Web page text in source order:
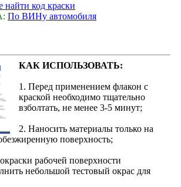
найти код краски
По ВИНу автомобиля
КАК ИСПОЛЬЗОВАТЬ:
1. Перед применением флакон с
краской необходимо тщательно
взболтать, не менее 3-5 минут;
2. Наносить материалы только на
поверхность;
рабочей поверхности
небольшой тестовый окрас для